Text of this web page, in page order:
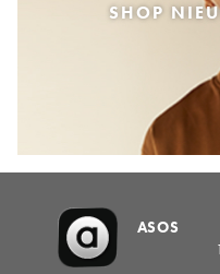
SHOP
ASOS